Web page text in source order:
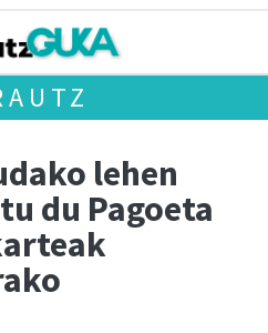
lehen
du Pagoeta